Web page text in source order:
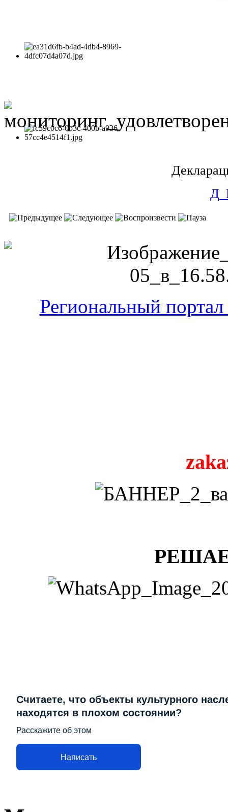
Региональный
Считаете, что объекты культурного
находятся в плохом состоянии?
Расскажите об этом
Написать